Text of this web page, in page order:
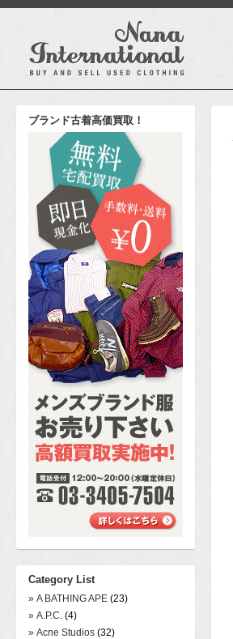
ブランド古着高価買取！
Category List
» A BATHING APE (23)
» A.P.C. (4)
» Acne Studios (32)